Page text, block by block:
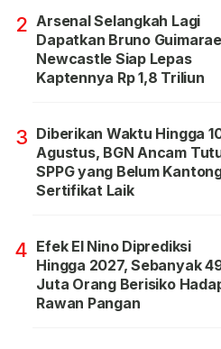
2 Arsenal Selangkah Lagi
Dapatkan Bruno
Newcastle Siap Lepas
Kaptennya Rp 1,8 Triliun
3 Diberikan Waktu Hingga
Agustus, BGN Ancam
SPPG yang Belum
Sertifikat Laik
4 Efek El Nino Diprediksi
Hingga 2027, Sebanyak
Juta Orang Berisiko
Rawan Pangan